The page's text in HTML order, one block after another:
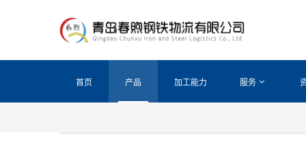
首页 产品 加工能力 服务